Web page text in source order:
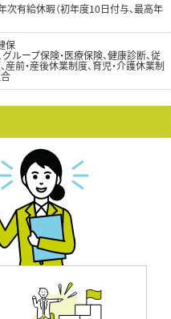
有給休暇（初年度10日付与、最高年
保
ループ保険・医療保険、健康診断、従
前・産後休業制度、育児・介護休業制